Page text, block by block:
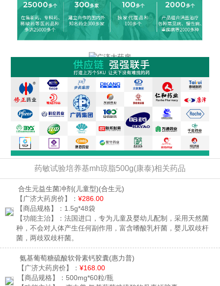
药敏试验培养基mh琼脂500g(康泰)相关药品
合生元益生菌冲剂(儿童型)(合生元)
【广济大药房价】： ¥286.00
【商品规格】： 1.5g*48袋
【功能主治】： 法国进口，专为儿童及婴幼儿配制，采用天然菌
种，不会对人体产生任何副作用，富含嗜酸乳杆菌，婴儿双歧杆
菌，两歧双歧杆菌。
氨基葡萄糖硫酸软骨素钙胶囊(惠力普)
【广济大药房价】： ¥168.00
【商品规格】： 500mg*60粒/瓶